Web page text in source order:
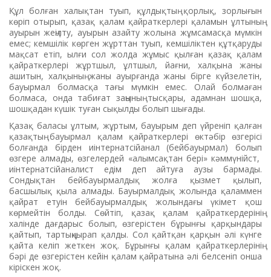
Құл болған халықтан туып, құлдықтың қорлық, зорлығын
көріп отырып, қазақ қалам қайраткерлері қаламын ұлтының
ауырын жеңілту, ауырын азайту жолына жұмсамасқа мүмкін
емес; кемшілік көрген жұрттан туып, кемшіліктен құтқаруды
мақсат етіп, ылғи сол жолда жұмыс қылған қазақ қалам
қайраткерлері жұртшыл, ұлтшыл, йағни, халқына жаны
ашитын, халқының жаны ауырғанда жаны бірге күйзелетін,
бауырмал болмасқа тағы мүмкін емес. Олай болмаған
болмаса, онда табиғат заңының тысқары, адамнан шошқа,
шошқадан күшік туған сықылды болып шығады.
Қазақ баласы ұлтым, жұртым, бауырым деп үйреніп қалған
қазақтың бауырмал қалам қайраткерлері өктәбір өзгерісі
болғанда бірден иінтернатсійанал (бейбауырмал) болып
өзгере алмады, өзгелердей «алымсақтан бері» кәммүнійст,
иінтернатсійаналист едім деп айтуға аузы бармады.
Сондықтан бейбауырмалдық жолға қызмет қылып,
басшылық қыла алмады. Бауырмалдық жолында қаламмен
қайрат етуін бейбауырмалдық жолындағы үкімет қош
көрмейтін болды. Сөйтіп, қазақ қалам қайраткердерінің
халінде дағдарыс болып, өзгерістен бұрынғы қарқындары
қайтып, тартыңқырап қалды. Сол қайтқан қарқын әлі күнге
қайта келіп жеткен жоқ. Бұрынғы қалам қайраткерлерінің
бәрі де өзгерістен кейін қалам қайратына әлі белсеніп онша
кіріскен жоқ.